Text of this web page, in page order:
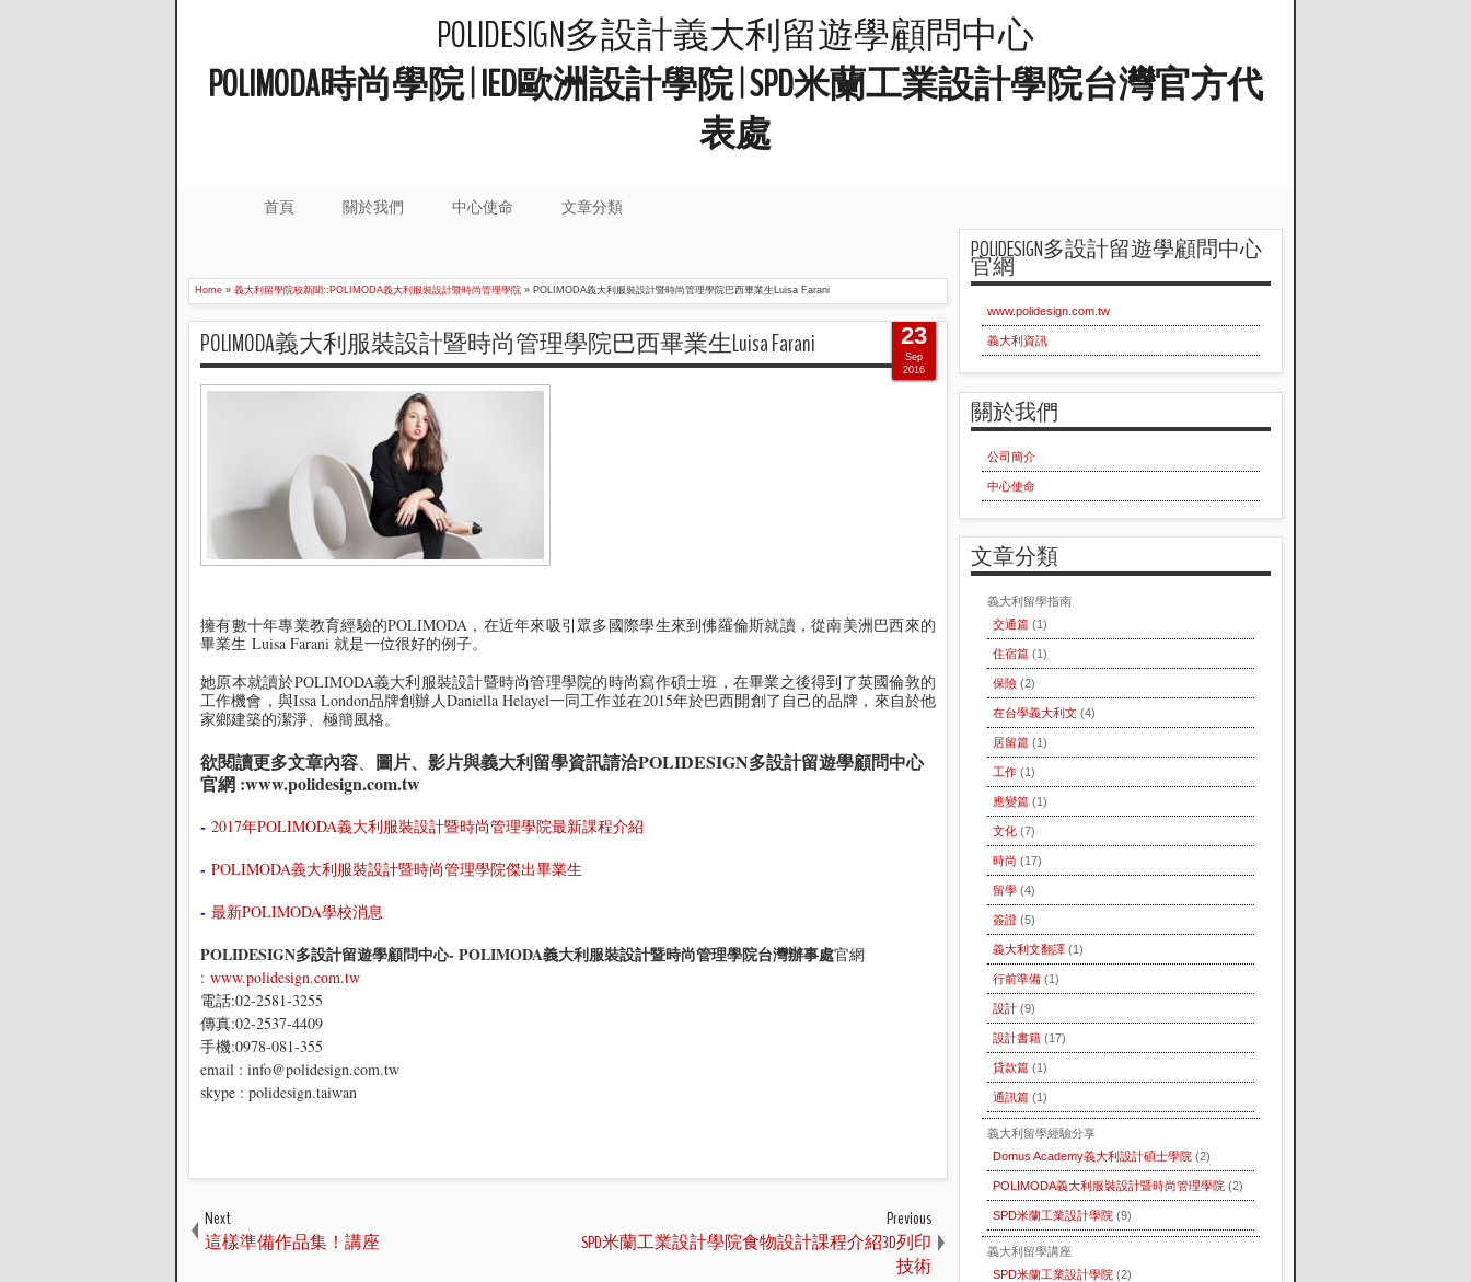
POLIDESIGN多設計義大利留遊學顧問中心
POLIMODA時尚學院 | IED歐洲設計學院 | SPD米蘭工業設計學院台灣官方代
表處
首頁 關於我們 中心使命 文章分類
Home » 義大利留學院校新聞::POLIMODA義大利服裝設計暨時尚管理學院 » POLIMODA義大利服裝設計暨時尚管理學院巴西畢業生Luisa Farani
POLIMODA義大利服裝設計暨時尚管理學院巴西畢業生Luisa Farani
擁有數十年專業教育經驗的POLIMODA，在近年來吸引眾多國際學生來到佛羅倫斯就讀，從南美洲巴西來的
畢業生 Luisa Farani 就是一位很好的例子。
她原本就讀於POLIMODA義大利服裝設計暨時尚管理學院的時尚寫作碩士班，在畢業之後得到了英國倫敦的
工作機會，與Issa London品牌創辦人Daniella Helayel一同工作並在2015年於巴西開創了自己的品牌，來自於他
家鄉建築的潔淨、極簡風格。
欲閱讀更多文章內容 圖片、影片與義大利留學資訊請洽POLIDESIGN多設計留遊學顧問中心
官網 :www.polidesign.com.tw
- 2017年POLIMODA義大利服裝設計暨時尚管理學院最新課程介紹
- POLIMODA義大利服裝設計暨時尚管理學院傑出畢業生
- 最新POLIMODA學校消息
POLIDESIGN多設計留遊學顧問中心- POLIMODA義大利服裝設計暨時尚管理學院台灣辦事處官網
: www.polidesign.com.tw
電話:02-2581-3255
傳真:02-2537-4409
手機:0978-081-355
email : info@polidesign.com.tw
skype : polidesign.taiwan
23
Sep
2016
Next
這樣準備作品集！講座
Previous
SPD米蘭工業設計學院食物設計課程介紹3D列印
技術
POLIDESIGN多設計留遊學顧問中心
官網
www.polidesign.com.tw
義大利資訊
關於我們
公司簡介
中心使命
文章分類
義大利留學指南
交通篇 (1)
住宿篇 (1)
保險 (2)
在台學義大利文 (4)
居留篇 (1)
工作 (1)
應變篇 (1)
文化 (7)
時尚 (17)
留學 (4)
簽證 (5)
義大利文翻譯 (1)
行前準備 (1)
設計 (9)
設計書籍 (17)
貸款篇 (1)
通訊篇 (1)
義大利留學經驗分享
Domus Academy義大利設計碩士學院 (2)
POLIMODA義大利服裝設計暨時尚管理學院 (2)
SPD米蘭工業設計學院 (9)
義大利留學講座
SPD米蘭工業設計學院 (2)